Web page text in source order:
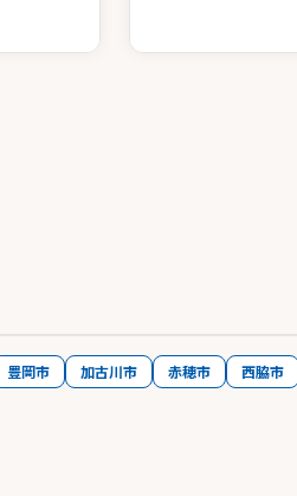
豊岡市 加古川市 赤穂市 西脇市